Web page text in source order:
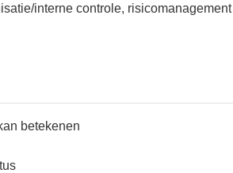
interne controle,
betekenen